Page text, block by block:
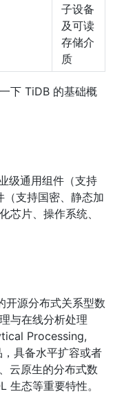
子设备
及可读
存储介
质
下 TiDB 的基础概
级通用组件（支持
支持国密、静态加
芯片、操作系统、
开源分布式关系型数
与在线分析处理
Processing,
具备水平扩容或者
云原生的分布式数
生态等重要特性。